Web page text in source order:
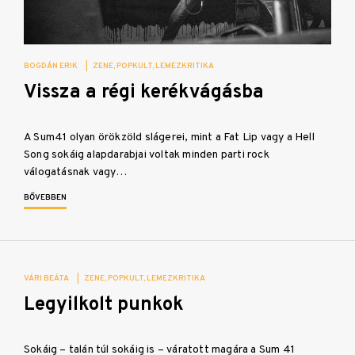
BOGDÁN ERIK ZENE POPKULT LEMEZKRITIKA
Vissza a régi kerékvágásba
A Sum41 olyan örökzöld slágerei, mint a Fat Lip vagy a Hell
Song sokáig alapdarabjai voltak minden parti rock
válogatásnak vagy…
BŐVEBBEN
VÁRI BEÁTA ZENE POPKULT LEMEZKRITIKA
Legyilkolt punkok
Sokáig – talán túl sokáig is – váratott magára a Sum 41